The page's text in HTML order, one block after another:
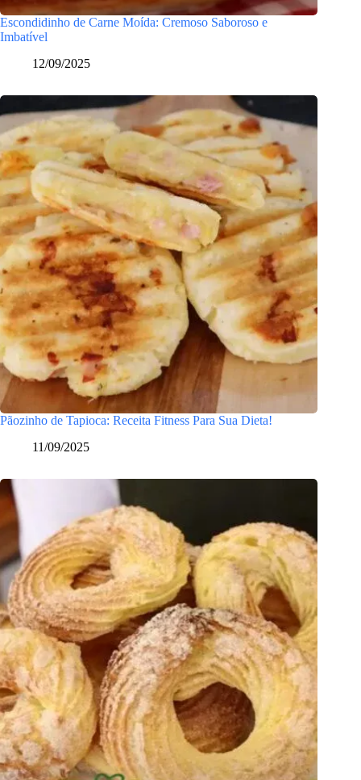
Escondidinho de Carne Moída: Cremoso Saboroso e
Imbatível
12/09/2025
Pãozinho de Tapioca: Receita Fitness Para Sua Dieta!
11/09/2025